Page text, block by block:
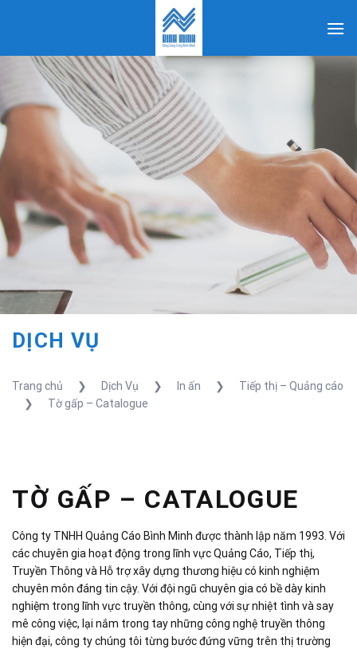
DỊCH VỤ
Trang chủ ❯ Dịch Vụ ❯ In ấn ❯
Tiếp thị – Quảng cáo
❯
Tờ gấp – Catalogue
TỜ GẤP – CATALOGUE
Công ty TNHH Quảng Cáo Bình Minh được thành lập năm 1993. Với
các chuyên gia hoạt động trong lĩnh vực Quảng Cáo, Tiếp thị,
Truyền Thông và Hỗ trợ xây dựng thương hiệu có kinh nghiệm
chuyên môn đáng tin cậy. Với đội ngũ chuyên gia có bề dày kinh
nghiệm trong lĩnh vực truyền thông, cùng với sự nhiệt tình và say
mê công việc, lại nắm trong tay những công nghệ truyền thông
hiện đại, công ty chúng tôi từng bước đứng vững trên thị trường